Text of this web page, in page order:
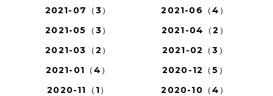
2021-07（3）
2021-06（4）
2021-05（3）
2021-04（2）
2021-03（2）
2021-02（3）
2021-01（4）
2020-12（5）
2020-11（1）
2020-10（4）